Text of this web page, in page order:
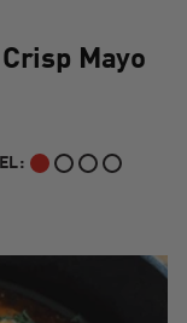
Mayo
MIN"